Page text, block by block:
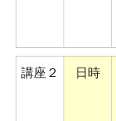
講座２ 日時